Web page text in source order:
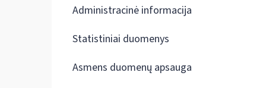
Administracinė informacija
Statistiniai duomenys
Asmens duomenų apsauga